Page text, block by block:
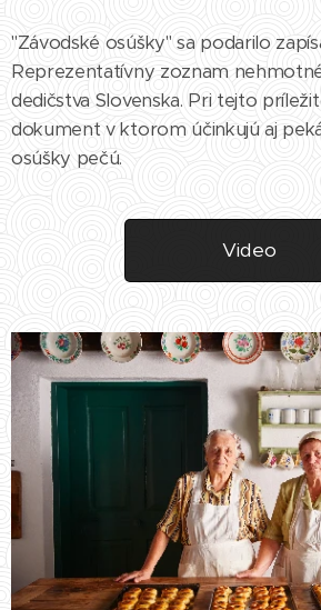
Závode a
Podnetom k
tejto činnosti
mu zrejme
bolo
1924/1925
zapisoval...
"Závodské osúšky" sa podarilo
Reprezentatívny zoznam
dedičstva Slovenska. Pri tejto
dokument v ktorom účinkujú aj
osúšky pečú.
Video